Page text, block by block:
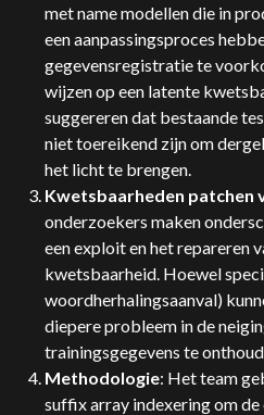
met name modellen die in
een aanpassingsproces
gegevensregistratie te
wijzen op een latente
suggereren dat bestaande
niet toereikend zijn om
het licht te brengen.
Kwetsbaarheden patchen
onderzoekers maken
een exploit en het repareren
kwetsbaarheid. Hoewel
woordherhalingsaanval)
diepere probleem in de
trainingsgegevens te
Methodologie: Het team
suffix array indexering om